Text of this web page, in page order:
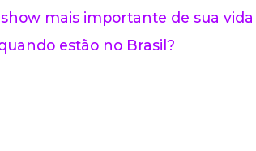
mais importante de sua vida
estão no Brasil?